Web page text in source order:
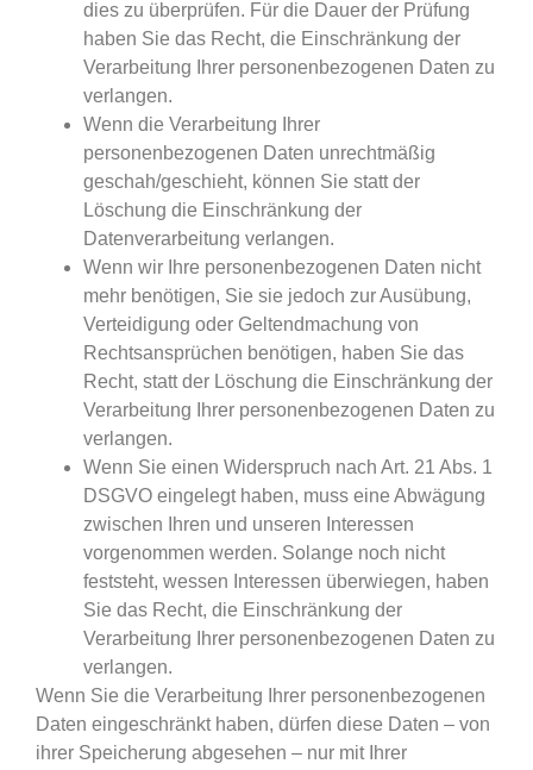
dies zu überprüfen. Für die Dauer der Prüfung
haben Sie das Recht, die Einschränkung der
Verarbeitung Ihrer personenbezogenen Daten zu
verlangen.
Wenn die Verarbeitung Ihrer
personenbezogenen Daten unrechtmäßig
geschah/geschieht, können Sie statt der
Löschung die Einschränkung der
Datenverarbeitung verlangen.
Wenn wir Ihre personenbezogenen Daten nicht
mehr benötigen, Sie sie jedoch zur Ausübung,
Verteidigung oder Geltendmachung von
Rechtsansprüchen benötigen, haben Sie das
Recht, statt der Löschung die Einschränkung der
Verarbeitung Ihrer personenbezogenen Daten zu
verlangen.
Wenn Sie einen Widerspruch nach Art. 21 Abs. 1
DSGVO eingelegt haben, muss eine Abwägung
zwischen Ihren und unseren Interessen
vorgenommen werden. Solange noch nicht
feststeht, wessen Interessen überwiegen, haben
Sie das Recht, die Einschränkung der
Verarbeitung Ihrer personenbezogenen Daten zu
verlangen.
Wenn Sie die Verarbeitung Ihrer personenbezogenen
Daten eingeschränkt haben, dürfen diese Daten – von
ihrer Speicherung abgesehen – nur mit Ihrer